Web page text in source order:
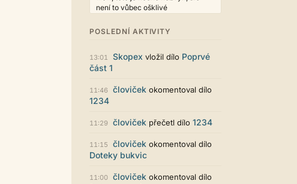
není to vůbec ošklivé
Jarda468
Už i počet přečtení jde vidět,
myslím také už v pořádku,
perfektní práce :)
Singularis
30.07. 06:19
Líbí se mi tmavá varianta nového
vzhledu. Na některých místech
jsou sice mezi prvky příliš velké
mezery, ale když mě to bude štvát,
stylem... Celkově je styl dobře
funkční a příjemný. Podvedl se.
puero 29.07. 11:53
POSLEDNÍ AKTIVITY
13:01 Skopex vložil dílo Poprvé
část 1
11:46 človiček okomentoval dílo
1234
11:29 človiček přečetl dílo 1234
11:15 človiček okomentoval dílo
Doteky bukvic
11:00 človiček okomentoval dílo